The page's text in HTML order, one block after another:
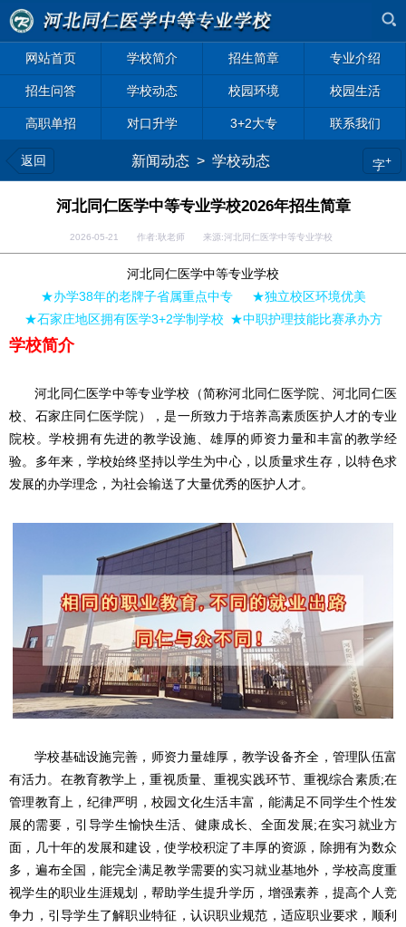
网站首页 学校简介 招生简章 专业介绍
招生问答 学校动态 校园环境 校园生活
高职单招 对口升学 3+2大专 联系我们
返回 新闻动态 > 学校动态 字+
河北同仁医学中等专业学校2026年招生简章
2026-05-21 作者:耿老师 来源:河北同仁医学中等专业学校
河北同仁医学中等专业学校
★办学38年的老牌子省属重点中专
★独立校区环境优美
★石家庄地区拥有医学3+2学制学校 ★中职护理技能比赛承办方
学校简介
河北同仁医学中等专业学校（简称河北同仁医学院、河北同仁医
校、石家庄同仁医学院），是一所致力于培养高素质医护人才的专业
院校。学校拥有先进的教学设施、雄厚的师资力量和丰富的教学经
验。多年来，学校始终坚持以学生为中心，以质量求生存，以特色求
发展的办学理念，为社会输送了大量优秀的医护人才。
学校基础设施完善，师资力量雄厚，教学设备齐全，管理队伍富
有活力。在教育教学上，重视质量、重视实践环节、重视综合素质;在
管理教育上，纪律严明，校园文化生活丰富，能满足不同学生个性发
展的需要，引导学生愉快生活、健康成长、全面发展;在实习就业方
面，几十年的发展和建设，使学校积淀了丰厚的资源，除拥有为数众
多，遍布全国，能完全满足教学需要的实习就业基地外，学校高度重
视学生的职业生涯规划，帮助学生提升学历，增强素养，提高个人竞
争力，引导学生了解职业特征，认识职业规范，适应职业要求，顺利